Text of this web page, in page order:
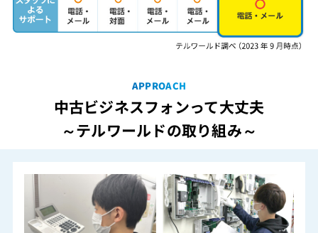
APPROACH
中古ビジネスフォンって大丈夫
～テルワールドの取り組み～